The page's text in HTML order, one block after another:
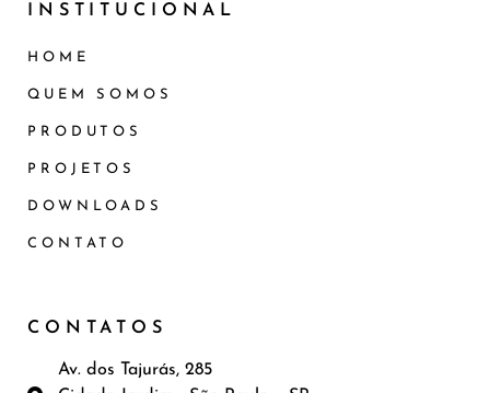
INSTITUCIONAL
HOME
QUEM SOMOS
PRODUTOS
PROJETOS
DOWNLOADS
CONTATO
CONTATOS
Av. dos Tajurás, 285